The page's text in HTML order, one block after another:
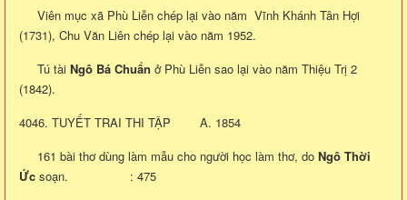
Viên mục xã Phù Liễn chép lại vào năm Vĩnh Khánh Tân Hợi
(1731), Chu Văn Liên chép lại vào năm 1952.
Tú tài Ngô Bá Chuẩn ở Phù Liễn sao lại vào năm Thiệu Trị 2
(1842).
4046. TUYẾT TRAI THI TẬP A. 1854
161 bài thơ dùng làm mẫu cho người học làm thơ, do Ngô Thời
Ức soạn. : 475